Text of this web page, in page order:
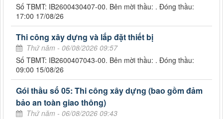
Số TBMT: IB2600430407-00. Bên mời thầu: . Đóng thầu:
17:00 17/08/26
Thi công xây dựng và lắp đặt thiết bị
Thứ năm - 06/08/2026 09:57
Số TBMT: IB2600407043-00. Bên mời thầu: . Đóng thầu:
09:00 15/08/26
Gói thầu số 05: Thi công xây dựng (bao gồm đảm
bảo an toàn giao thông)
Thứ năm - 06/08/2026 09:43